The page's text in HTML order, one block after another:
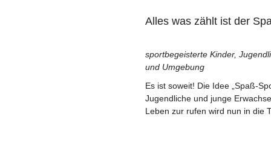
Alles was zählt ist der
sportbegeisterte Kinder,
und Umgebung
Es ist soweit! Die Idee „Spaß-
Jugendliche und junge
Leben zur rufen wird nun in die